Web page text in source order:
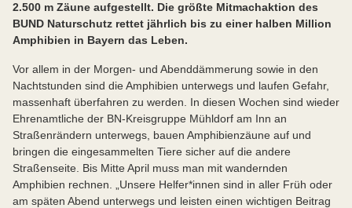
2.500 m Zäune aufgestellt. Die größte Mitmachaktion des
BUND Naturschutz rettet jährlich bis zu einer halben Million
Amphibien in Bayern das Leben.
Vor allem in der Morgen- und Abenddämmerung sowie in den
Nachtstunden sind die Amphibien unterwegs und laufen Gefahr,
massenhaft überfahren zu werden. In diesen Wochen sind wieder
Ehrenamtliche der BN-Kreisgruppe Mühldorf am Inn an
Straßenrändern unterwegs, bauen Amphibienzäune auf und
bringen die eingesammelten Tiere sicher auf die andere
Straßenseite. Bis Mitte April muss man mit wandernden
Amphibien rechnen. „Unsere Helfer*innen sind in aller Früh oder
am späten Abend unterwegs und leisten einen wichtigen Beitrag